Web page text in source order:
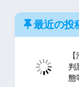
最近の投
判
態